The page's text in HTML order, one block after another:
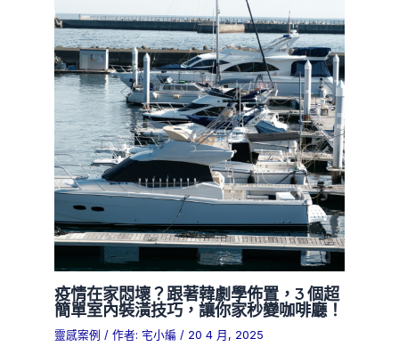
疫情在家悶壞？跟著韓劇學佈置，3 個超
簡單室內裝潢技巧，讓你家秒變咖啡廳！
靈感案例 / 作者: 宅小編/ 20 4 月, 2025